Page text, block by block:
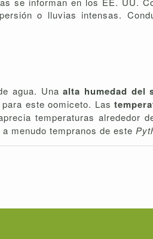
o lluvias intensas.
agua. Unaalta humedad del
para este oomiceto. Las
temperaturas alrededor
menudo tempranos de este